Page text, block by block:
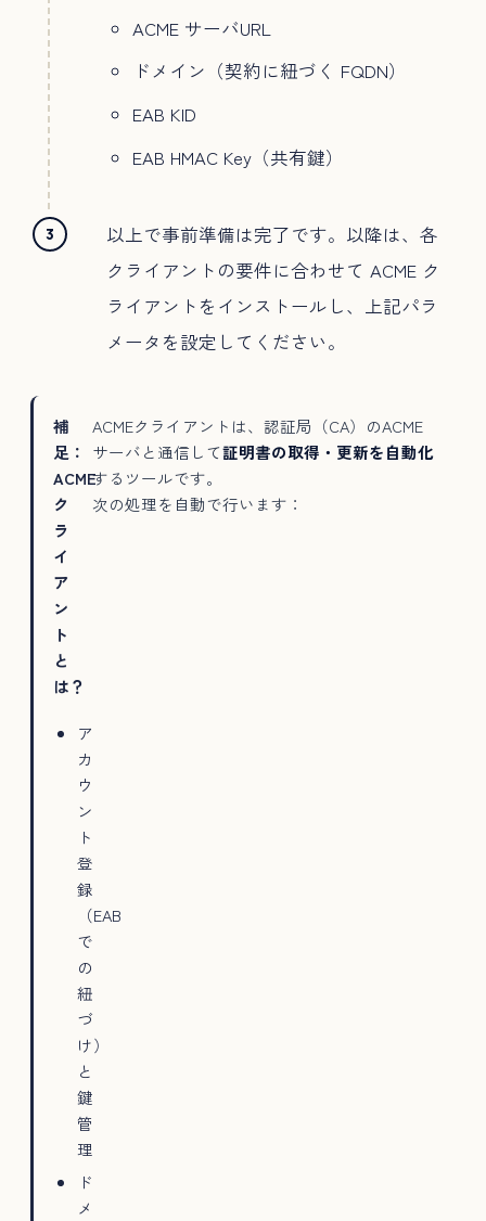
ACME サーバURL
ドメイン（契約に紐づく FQDN）
EAB KID
EAB HMAC Key（共有鍵）
以上で事前準備は完了です。以降は、各
クライアントの要件に合わせて ACME ク
ライアントをインストールし、上記パラ
メータを設定してください。
補
足：
ACME
ク
ラ
イ
ア
ン
ト
と
は？
ACMEクライアントは、認証局（CA）のACME
サーバと通信して証明書の取得・更新を自動化
するツールです。
次の処理を自動で行います：
ア
カ
ウ
ン
ト
登
録
（EAB
で
の
紐
づ
け）
と
鍵
管
理
ド
メ